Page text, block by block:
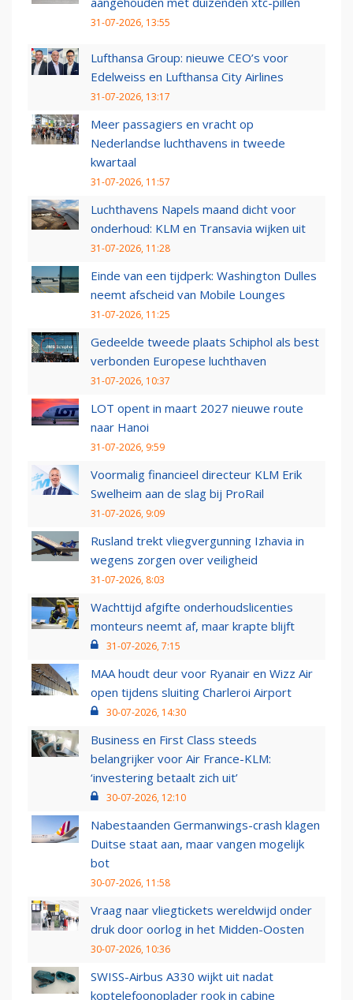
31-07-2026, 13:55
Lufthansa Group: nieuwe CEO’s voor
Edelweiss en Lufthansa City Airlines
31-07-2026, 13:17
Meer passagiers en vracht op
Nederlandse luchthavens in tweede
kwartaal
31-07-2026, 11:57
Luchthavens Napels maand dicht voor
onderhoud: KLM en Transavia wijken uit
31-07-2026, 11:28
Einde van een tijdperk: Washington Dulles
neemt afscheid van Mobile Lounges
31-07-2026, 11:25
Gedeelde tweede plaats Schiphol als best
verbonden Europese luchthaven
31-07-2026, 10:37
LOT opent in maart 2027 nieuwe route
naar Hanoi
31-07-2026, 9:59
Voormalig financieel directeur KLM Erik
Swelheim aan de slag bij ProRail
31-07-2026, 9:09
Rusland trekt vliegvergunning Izhavia in
wegens zorgen over veiligheid
31-07-2026, 8:03
Wachttijd afgifte onderhoudslicenties
monteurs neemt af, maar krapte blijft
31-07-2026, 7:15
MAA houdt deur voor Ryanair en Wizz Air
open tijdens sluiting Charleroi Airport
30-07-2026, 14:30
Business en First Class steeds
belangrijker voor Air France-KLM:
‘investering betaalt zich uit’
30-07-2026, 12:10
Nabestaanden Germanwings-crash klagen
Duitse staat aan, maar vangen mogelijk
bot
30-07-2026, 11:58
Vraag naar vliegtickets wereldwijd onder
druk door oorlog in het Midden-Oosten
30-07-2026, 10:36
SWISS-Airbus A330 wijkt uit nadat
koptelefoonoplader rook in cabine